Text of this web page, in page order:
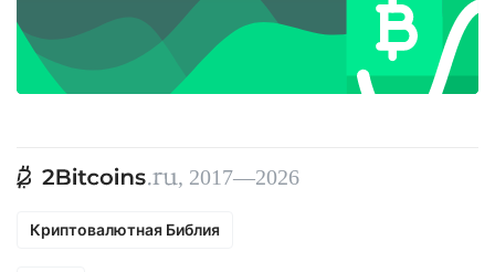
, 2017—2026
Криптовалютная Библия